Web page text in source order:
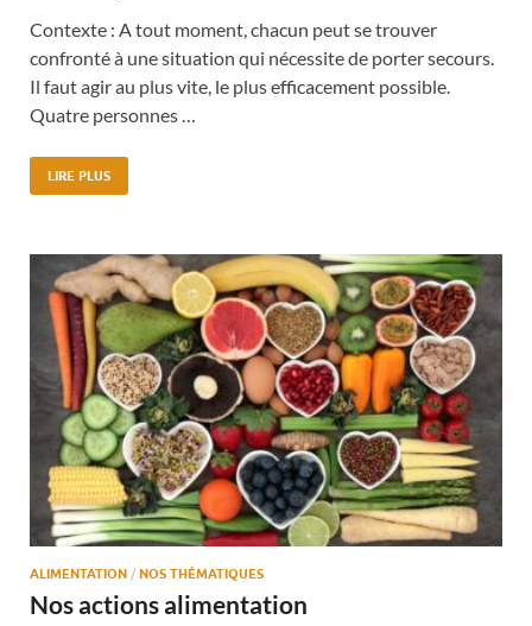
Contexte : A tout moment, chacun peut se trouver
confronté à une situation qui nécessite de porter secours.
Il faut agir au plus vite, le plus efficacement possible.
Quatre personnes …
LIRE PLUS
ALIMENTATION / NOS THÉMATIQUES
Nos actions alimentation